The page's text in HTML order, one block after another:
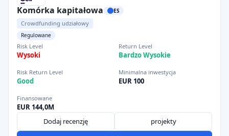
Komórka kapitałowa ES
Crowdfunding udziałowy
Regulowane
Risk Level
Wysoki
Return Level
Bardzo Wysokie
Risk Return Level
Good
Minimalna inwestycja
EUR 100
Finansowane
EUR 144,0M
Dodaj recenzję
projekty